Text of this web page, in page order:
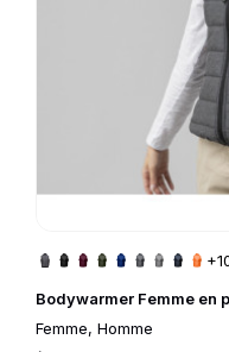
Bodywarmer Femme en
Femme, Homme